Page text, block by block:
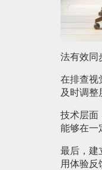
法有效同
在排查视
及时调整
技术层面
能够在一
最后，建
用体验反